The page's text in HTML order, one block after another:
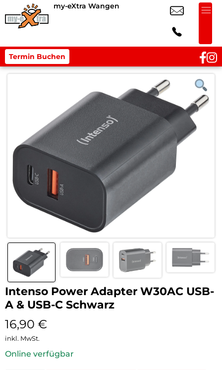
my-eXtra Wangen
Termin Buchen
Intenso Power Adapter W30AC USB-
A & USB-C Schwarz
16,90 €
inkl. MwSt.
Online verfügbar